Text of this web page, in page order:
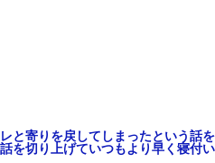
と寄りを戻してしまったという話
を切り上げていつもより早く寝